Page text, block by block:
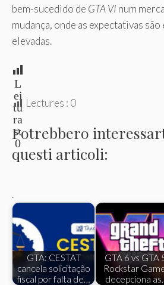
bem-sucedido de GTA VI num
mudança, onde as expectativas
elevadas.
L
ei
tu
ra
s:
0
Lectures : 0
Potrebbero
questi articoli:
.
GTA: CESTAT
cancela solicitação
fiscal por falta de…
GTA 6 vs GTA
Rockstar
decepciona